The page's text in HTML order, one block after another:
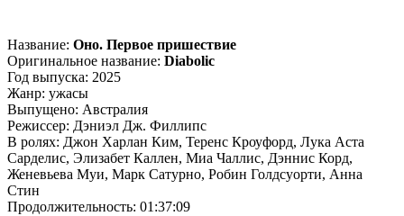
Название: Оно. Первое пришествие
Оригинальное название: Diabolic
Год выпуска: 2025
Жанр: ужасы
Выпущено: Австралия
Режиссер: Дэниэл Дж. Филлипс
В ролях: Джон Харлан Ким, Теренс Кроуфорд, Лука Аста
Сарделис, Элизабет Каллен, Миа Чаллис, Дэннис Корд,
Женевьева Муи, Марк Сатурно, Робин Голдсуорти, Анна
Стин
Продолжительность: 01:37:09